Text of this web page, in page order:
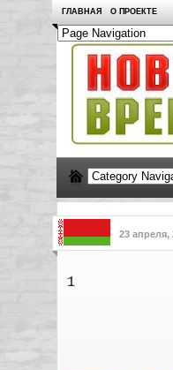
ГЛАВНАЯ О ПРОЕКТЕ
23 апреля,
1